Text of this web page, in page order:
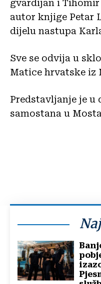
gvardijan i
autor knjige Petar
dijelu nastupa
Sve se odvija u
Matice hrvatske iz
Predstavljanje je u
samostana u